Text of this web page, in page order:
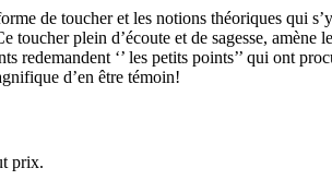
de toucher et les notions théoriques qui
plein d’écoute et de sagesse,
redemandent ‘’ les petits points’’ qui ont
d’en être témoin!
prix.